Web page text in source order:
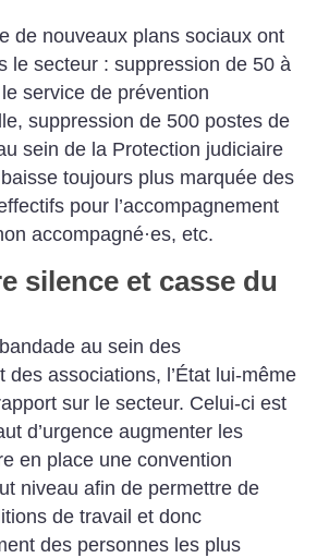
de nouveaux plans sociaux ont
le secteur : suppression de 50 à
service de prévention
suppression de 500 postes de
sein de la Protection judiciaire
toujours plus marquée des
pour l’accompagnement
accompagné·es, etc.
silence et casse du
au sein des
des associations, l’État lui-même
sur le secteur. Celui-ci est
d’urgence augmenter les
en place une convention
niveau afin de permettre de
de travail et donc
des personnes les plus